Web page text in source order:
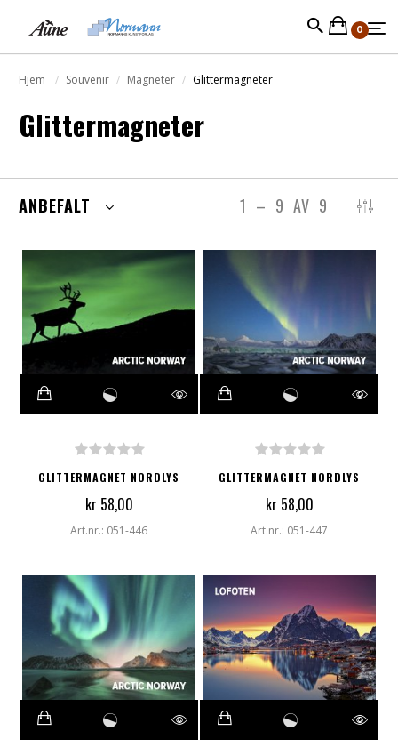
0
Hjem Souvenir Magneter Glittermagneter
Glittermagneter
1 – 9 AV 9
ANBEFALT
GLITTERMAGNET NORDLYS
kr 58,00
Art.nr.: 051-446
GLITTERMAGNET NORDLYS
kr 58,00
Art.nr.: 051-447